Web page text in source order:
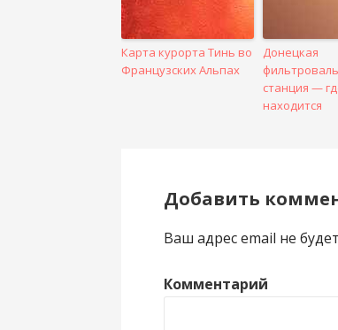
Карта курорта Тинь во
Французских Альпах
Донецкая
станция —
находится
Добавить
Ваш адрес email не
Комментарий